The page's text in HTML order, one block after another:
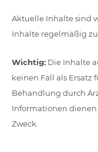
Aktuelle Inhalte sind
Inhalte regelmäßig
Wichtig: Die Inhalte
keinen Fall als Ersatz
Behandlung durch
Informationen
Zweck.